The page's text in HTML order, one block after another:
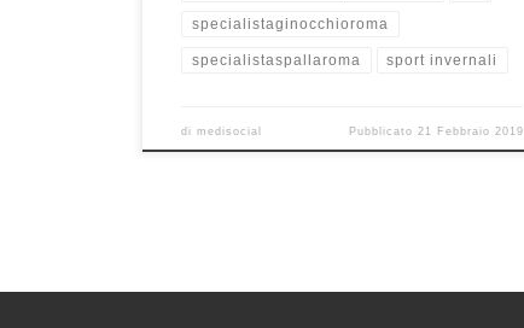
specialistaginocchioroma
specialistaspallaroma sport invernali
dimedisocial Pubblicato 21 Febbraio 2019